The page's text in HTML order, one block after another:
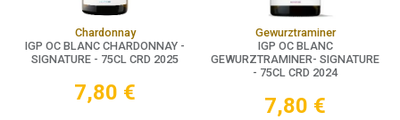
Chardonnay
IGP OC BLANC CHARDONNAY -
SIGNATURE - 75CL CRD 2025
7,80 €
Gewurztraminer
IGP OC BLANC
GEWURZTRAMINER- SIGNATURE
- 75CL CRD 2024
7,80 €